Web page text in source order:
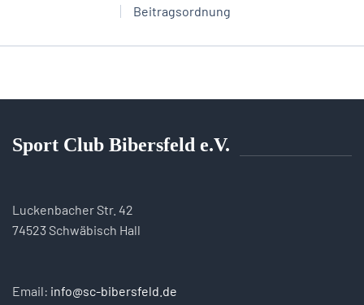
Beitragsordnung
Sport Club Bibersfeld e.V.
Luckenbacher Str. 42
74523 Schwäbisch Hall
Email: info@sc-bibersfeld.de